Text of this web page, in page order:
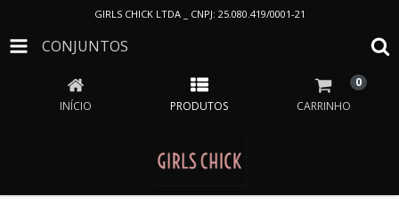
GIRLS CHICK LTDA _ CNPJ: 25.080.419/0001-21
CONJUNTOS
INÍCIO PRODUTOS CARRINHO
0